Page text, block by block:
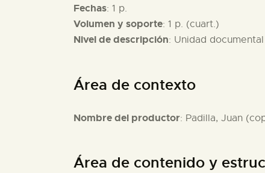
Fechas: 1 p.
Volumen y soporte: 1 p. (cuart.)
Nivel de descripción: Unidad
Área de contexto
Nombre del productor: Padilla, Juan
Área de contenido y